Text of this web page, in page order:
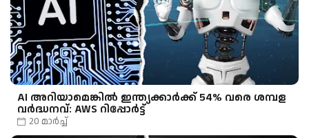
AI അറിയാമെങ്കിൽ ഇന്ത്യക്കാർക്ക് 54% വരെ ശമ്പള
വർദ്ധനവ്: AWS റിപ്പോർട്ട്
20 മാർച്ച്